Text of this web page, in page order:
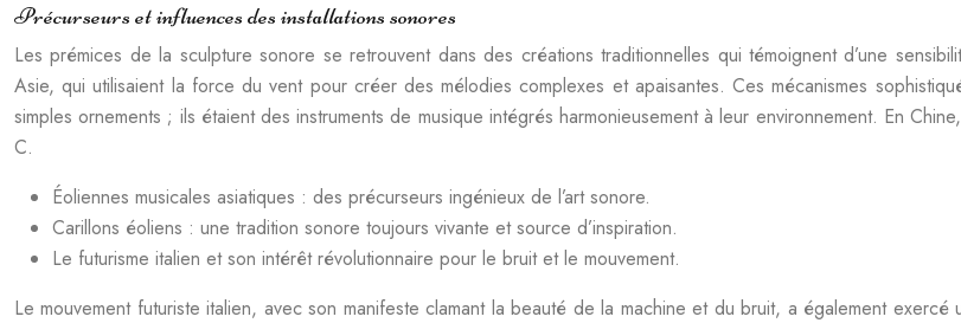
Précurseurs et influences des installations sonores
Les prémices de la sculpture sonore se retrouvent dans des créations traditionnelles qui témoignent d’une
Asie, qui utilisaient la force du vent pour créer des mélodies complexes et apaisantes. Ces mécanismes
simples ornements ; ils étaient des instruments de musique intégrés harmonieusement à leur environnement. En
C.
Éoliennes musicales asiatiques : des précurseurs ingénieux de l’art sonore.
Carillons éoliens : une tradition sonore toujours vivante et source d’inspiration.
Le futurisme italien et son intérêt révolutionnaire pour le bruit et le mouvement.
Le mouvement futuriste italien, avec son manifeste clamant la beauté de la machine et du bruit, a également